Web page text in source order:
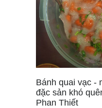
Bánh quai vạc -
đặc sản khó
Phan Thiết